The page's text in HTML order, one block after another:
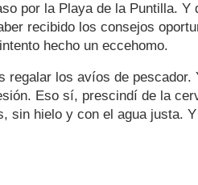
por la Playa de la Puntilla.
recibido los consejos
hecho un eccehomo.
regalar los avíos de pescador.
Eso sí, prescindí de la
sin hielo y con el agua justa.